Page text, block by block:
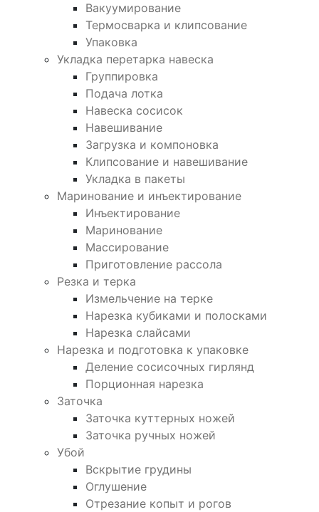
Вакуумирование
Термосварка и клипсование
Упаковка
Укладка перетарка навеска
Группировка
Подача лотка
Навеска сосисок
Навешивание
Загрузка и компоновка
Клипсование и навешивание
Укладка в пакеты
Маринование и инъектирование
Инъектирование
Маринование
Массирование
Приготовление рассола
Резка и терка
Измельчение на терке
Нарезка кубиками и полосками
Нарезка слайсами
Нарезка и подготовка к упаковке
Деление сосисочных гирлянд
Порционная нарезка
Заточка
Заточка куттерных ножей
Заточка ручных ножей
Убой
Вскрытие грудины
Оглушение
Отрезание копыт и рогов